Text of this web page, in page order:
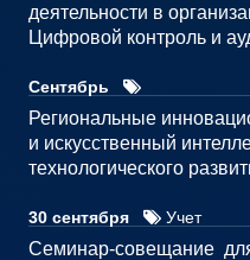
деятельности в
Цифровой контроль и
Сентябрь
Региональные
и искусственный
технологического
30 сентября Учет
Семинар-совещание